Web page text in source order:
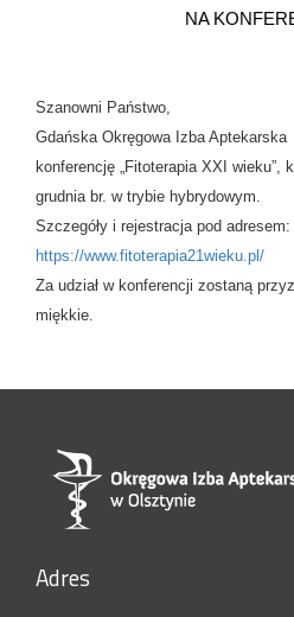
NA
Szanowni Państwo,
Gdańska Okręgowa Izba
konferencję „Fitoterapia XXI wieku”,
grudnia br. w trybie hybrydowym.
Szczegóły i rejestracja pod adresem:
https://www.fitoterapia21wieku.pl/
Za udział w konferencji zostaną
miękkie.
Adres